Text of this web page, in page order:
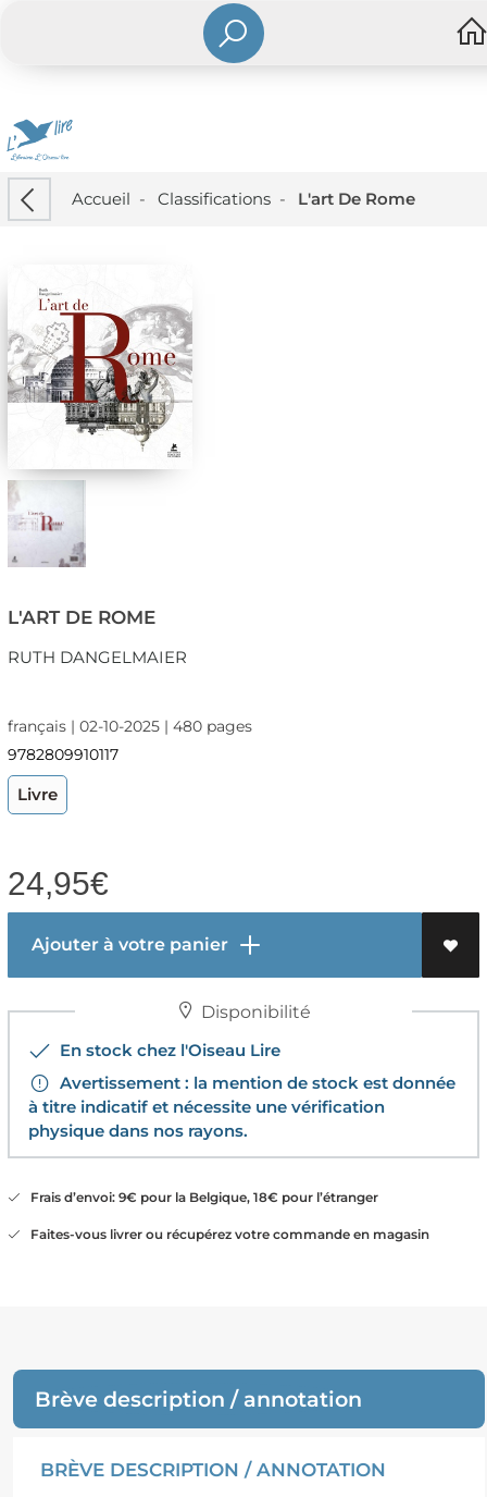
Accueil - Classifications- L'art De Rome
L'ART DE ROME
RUTH DANGELMAIER
français | 02-10-2025 | 480 pages
9782809910117
Livre
24,95€
Ajouter à votre panier
Disponibilité
En stock chez l'Oiseau Lire
Avertissement : la mention de stock est donnée
à titre indicatif et nécessite une vérification
physique dans nos rayons.
Frais d’envoi: 9€ pour la Belgique, 18€ pour l’étranger
Faites-vous livrer ou récupérez votre commande en magasin
Brève description / annotation
BRÈVE DESCRIPTION / ANNOTATION